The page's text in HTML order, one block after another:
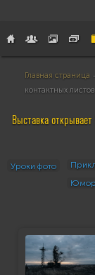
Главная страница
контактных
Выставка
Уроки фото
Юмор